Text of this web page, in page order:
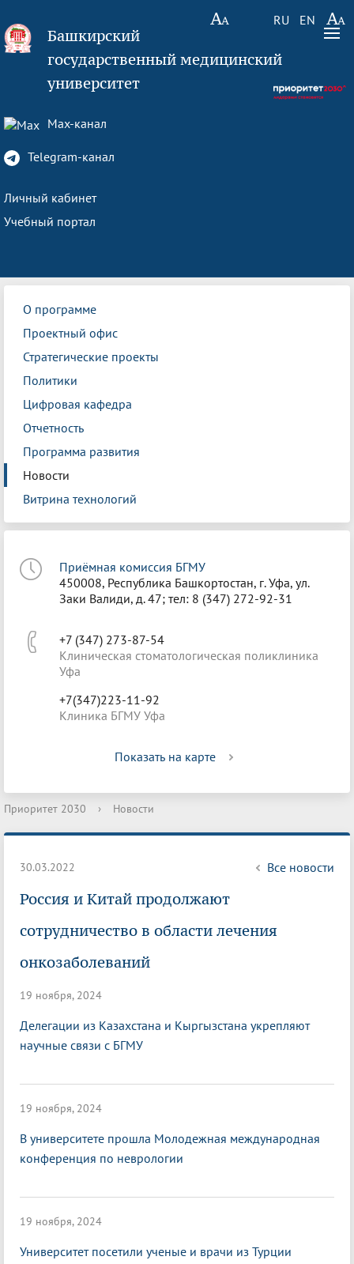
RU EN
Башкирский
государственный медицинский
университет
Max-канал
Telegram-канал
Личный кабинет
Учебный портал
О программе
Проектный офис
Стратегические проекты
Политики
Цифровая кафедра
Отчетность
Программа развития
Новости
Витрина технологий
Приёмная комиссия БГМУ
450008, Республика Башкортостан, г. Уфа, ул.
Заки Валиди, д. 47; тел: 8 (347) 272-92-31
+7 (347) 273-87-54
Клиническая стоматологическая поликлиника
Уфа
+7(347)223-11-92
Клиника БГМУ Уфа
Показать на карте
Приоритет 2030 › Новости
30.03.2022 Все новости
Россия и Китай продолжают
сотрудничество в области лечения
онкозаболеваний
19 ноября, 2024
Делегации из Казахстана и Кыргызстана укрепляют
научные связи с БГМУ
19 ноября, 2024
В университете прошла Молодежная международная
конференция по неврологии
19 ноября, 2024
Университет посетили ученые и врачи из Турции